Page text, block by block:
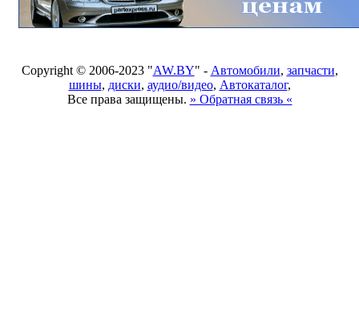
Copyright © 2006-2023 "AW.BY" - Автомобили, запчасти,
шины, диски, аудио/видео, Автокаталог,
Все права защищены. » Обратная связь «